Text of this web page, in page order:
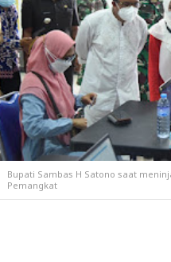
Bupati Sambas H Satono saat
Pemangkat